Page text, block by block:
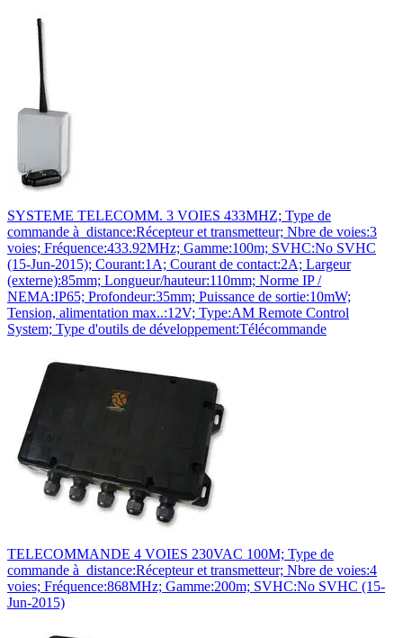
SYSTEME TELECOMM. 3 VOIES 433MHZ; Type de
commande à distance:Récepteur et transmetteur; Nbre de voies:3
voies; Fréquence:433.92MHz; Gamme:100m; SVHC:No SVHC
(15-Jun-2015); Courant:1A; Courant de contact:2A; Largeur
(externe):85mm; Longueur/hauteur:110mm; Norme IP /
NEMA:IP65; Profondeur:35mm; Puissance de sortie:10mW;
Tension, alimentation max..:12V; Type:AM Remote Control
System; Type d'outils de développement:Télécommande
TELECOMMANDE 4 VOIES 230VAC 100M; Type de
commande à distance:Récepteur et transmetteur; Nbre de voies:4
voies; Fréquence:868MHz; Gamme:200m; SVHC:No SVHC (15-
Jun-2015)